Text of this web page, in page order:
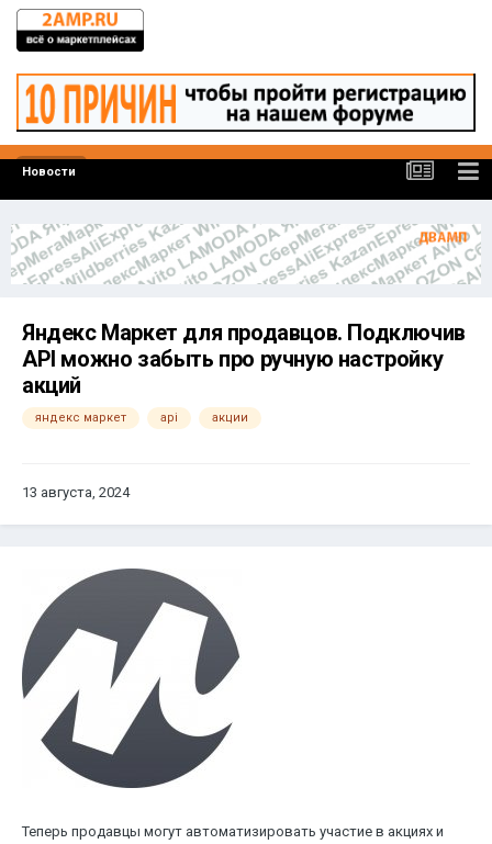
Новости
Яндекс Маркет для продавцов. Подключив
API можно забыть про ручную настройку
акций
яндекс маркет api акции
13 августа, 2024
Теперь продавцы могут автоматизировать участие в акциях и